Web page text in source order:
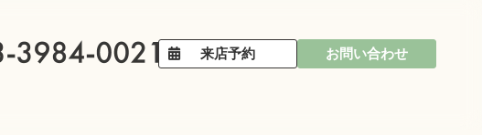
来店予約 お問い合わせ